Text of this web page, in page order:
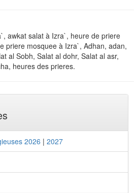
awkat salat à Izra`, heure de priere
priere mosquee à Izra`, Adhan, adan,
al Sobh, Salat al dohr, Salat al asr,
heures des prieres.
2026 | 2027